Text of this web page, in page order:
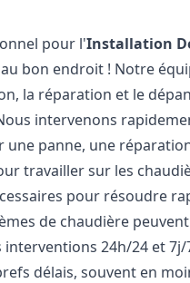
pour l'Installation
au bon endroit ! Notre
la réparation et le
intervenons
une panne, une
travailler sur les
pour résoudre
de chaudière
24h/24 et
délais, souvent en